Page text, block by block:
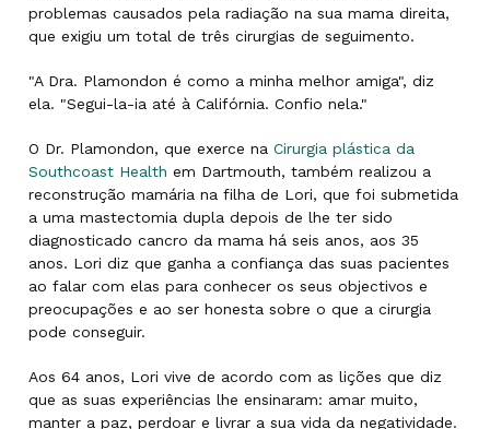
problemas causados pela radiação na sua mama direita,
que exigiu um total de três cirurgias de seguimento.
"A Dra. Plamondon é como a minha melhor amiga", diz
ela. "Segui-la-ia até à Califórnia. Confio nela."
O Dr. Plamondon, que exerce na Cirurgia plástica da
Southcoast Health em Dartmouth, também realizou a
reconstrução mamária na filha de Lori, que foi submetida
a uma mastectomia dupla depois de lhe ter sido
diagnosticado cancro da mama há seis anos, aos 35
anos. Lori diz que ganha a confiança das suas pacientes
ao falar com elas para conhecer os seus objectivos e
preocupações e ao ser honesta sobre o que a cirurgia
pode conseguir.
Aos 64 anos, Lori vive de acordo com as lições que diz
que as suas experiências lhe ensinaram: amar muito,
manter a paz, perdoar e livrar a sua vida da negatividade.